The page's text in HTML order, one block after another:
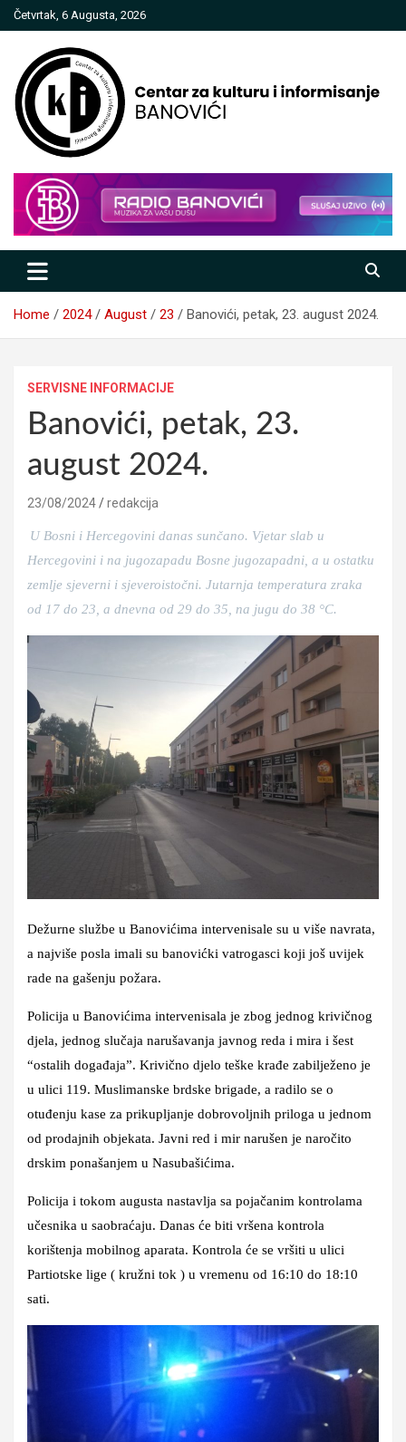
Skip
to
Četvrtak, 6 Augusta, 2026
Centar za kulturu i informisanje
Banovići
Home 2024 August 23 Banovići, petak, 23. august 2024.
SERVISNE INFORMACIJE
Banovići, petak, 23.
august 2024.
23/08/2024 redakcija
U Bosni i Hercegovini danas sunčano. Vjetar slab u
Hercegovini i na jugozapadu Bosne jugozapadni, a u ostatku
zemlje sjeverni i sjeveroistočni. Jutarnja temperatura zraka
od 17 do 23, a dnevna od 29 do 35, na jugu do 38 °C.
Dežurne službe u Banovićima intervenisale su u više navrata,
a najviše posla imali su banovićki vatrogasci koji još uvijek
rade na gašenju požara.
Policija u Banovićima intervenisala je zbog jednog krivičnog
djela, jednog slučaja narušavanja javnog reda i mira i šest
“ostalih događaja”. Krivično djelo teške krađe zabilježeno je
u ulici 119. Muslimanske brdske brigade, a radilo se o
otuđenju kase za prikupljanje dobrovoljnih priloga u jednom
od prodajnih objekata. Javni red i mir narušen je naročito
drskim ponašanjem u Nasubašićima.
Policija i tokom augusta nastavlja sa pojačanim kontrolama
učesnika u saobraćaju. Danas će biti vršena kontrola
korištenja mobilnog aparata. Kontrola će se vršiti u ulici
Partiotske lige ( kružni tok ) u vremenu od 16:10 do 18:10
sati.